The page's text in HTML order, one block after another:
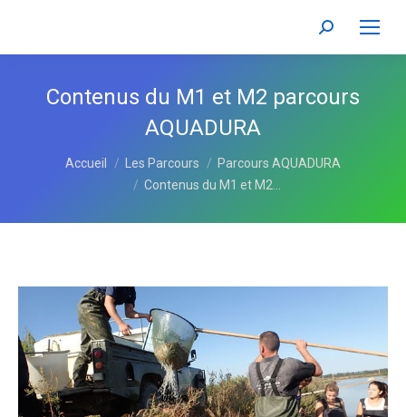
Recherche
:
Contenus du M1 et M2 parcours
AQUADURA
Vous êtes ici :
Accueil Les Parcours
Parcours AQUADURA
Contenus du M1 et M2…